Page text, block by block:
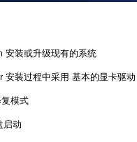
安装或升级现有的系统
装过程中采用 基本的显卡驱动
模式
启动